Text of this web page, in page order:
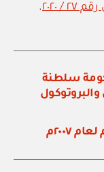
/ ٢٠٢٠ .
سلطنة
٢٠٠٧م